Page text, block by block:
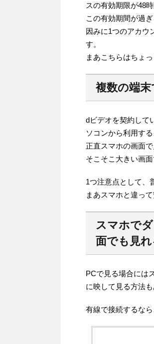
スの有効期限が48
この有効期間が過
因みに1つのアカウ
す。
まあこちらはちょ
複数の端
dビデオを契約して
ソコンから利用す
正直スマホの画面
そこそこ大きい画
1つ注意点として、
まあスマホと違っ
スマホで
面でも見れ
PCで見る場合には
に映して見る方法も
有線で接続するなら